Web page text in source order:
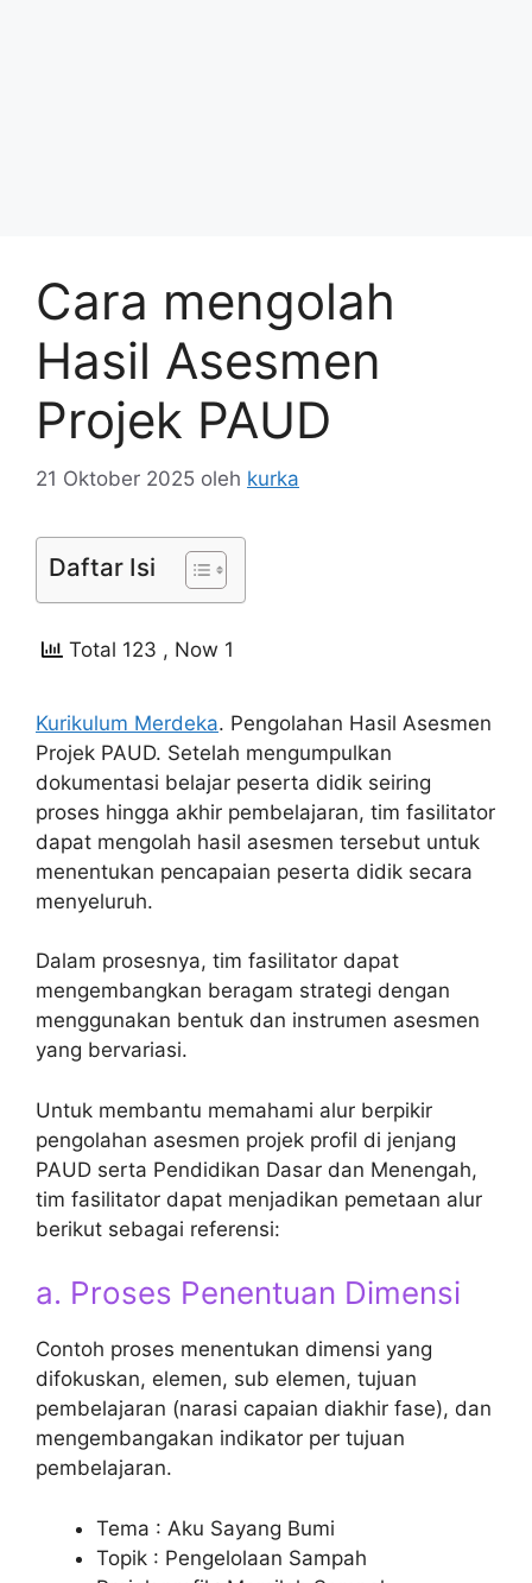
Cara mengolah
Hasil Asesmen
Projek PAUD
21 Oktober 2025 oleh kurka
Daftar Isi
Total 123 , Now 1
Kurikulum Merdeka. Pengolahan Hasil Asesmen
Projek PAUD. Setelah mengumpulkan
dokumentasi belajar peserta didik seiring
proses hingga akhir pembelajaran, tim fasilitator
dapat mengolah hasil asesmen tersebut untuk
menentukan pencapaian peserta didik secara
menyeluruh.
Dalam prosesnya, tim fasilitator dapat
mengembangkan beragam strategi dengan
menggunakan bentuk dan instrumen asesmen
yang bervariasi.
Untuk membantu memahami alur berpikir
pengolahan asesmen projek profil di jenjang
PAUD serta Pendidikan Dasar dan Menengah,
tim fasilitator dapat menjadikan pemetaan alur
berikut sebagai referensi:
a. Proses Penentuan Dimensi
Contoh proses menentukan dimensi yang
difokuskan, elemen, sub elemen, tujuan
pembelajaran (narasi capaian diakhir fase), dan
mengembangakan indikator per tujuan
pembelajaran.
Tema : Aku Sayang Bumi
Topik : Pengelolaan Sampah